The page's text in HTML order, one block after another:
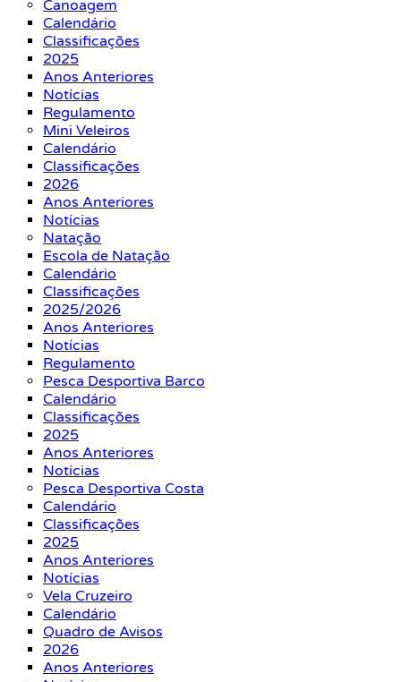
Canoagem
Calendário
Classificações
2025
Anos Anteriores
Notícias
Regulamento
Mini Veleiros
Calendário
Classificações
2026
Anos Anteriores
Notícias
Natação
Escola de Natação
Calendário
Classificações
2025/2026
Anos Anteriores
Notícias
Regulamento
Pesca Desportiva Barco
Calendário
Classificações
2025
Anos Anteriores
Notícias
Pesca Desportiva Costa
Calendário
Classificações
2025
Anos Anteriores
Notícias
Vela Cruzeiro
Calendário
Quadro de Avisos
2026
Anos Anteriores